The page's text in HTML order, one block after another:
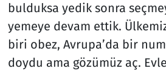
bulduksa yedik sonra
yemeye devam ettik.
biri obez, Avrupa’da bir
doydu ama gözümüz aç.